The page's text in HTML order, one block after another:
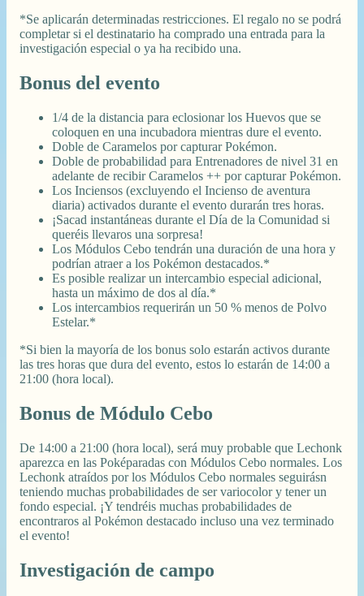
*Se aplicarán determinadas restricciones. El regalo no se podrá
completar si el destinatario ha comprado una entrada para la
investigación especial o ya ha recibido una.
Bonus del evento
1/4 de la distancia para eclosionar los Huevos que se
coloquen en una incubadora mientras dure el evento.
Doble de Caramelos por capturar Pokémon.
Doble de probabilidad para Entrenadores de nivel 31 en
adelante de recibir Caramelos ++ por capturar Pokémon.
Los Inciensos (excluyendo el Incienso de aventura
diaria) activados durante el evento durarán tres horas.
¡Sacad instantáneas durante el Día de la Comunidad si
queréis llevaros una sorpresa!
Los Módulos Cebo tendrán una duración de una hora y
podrían atraer a los Pokémon destacados.*
Es posible realizar un intercambio especial adicional,
hasta un máximo de dos al día.*
Los intercambios requerirán un 50 % menos de Polvo
Estelar.*
*Si bien la mayoría de los bonus solo estarán activos durante
las tres horas que dura del evento, estos lo estarán de 14:00 a
21:00 (hora local).
Bonus de Módulo Cebo
De 14:00 a 21:00 (hora local), será muy probable que Lechonk
aparezca en las Poképaradas con Módulos Cebo normales. Los
Lechonk atraídos por los Módulos Cebo normales seguirásn
teniendo muchas probabilidades de ser variocolor y tener un
fondo especial. ¡Y tendréis muchas probabilidades de
encontraros al Pokémon destacado incluso una vez terminado
el evento!
Investigación de campo